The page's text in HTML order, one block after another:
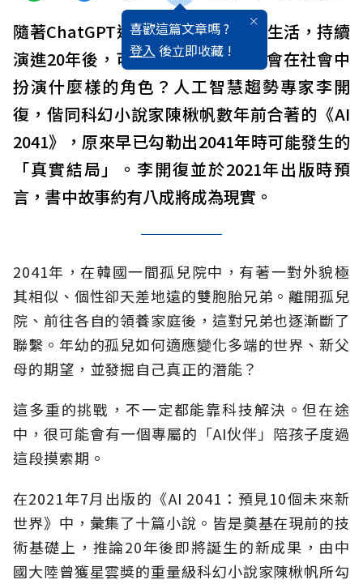
喜歡這篇文章嗎 ?
登入 後立即收藏 !
隨著ChatGPT逐漸融入億名使用者生活，持續
演進20年後，可對話的「AI伙伴」會在社會中
扮演什麼樣的角色？人工智慧趨勢專家李開
復，偕同科幻小說家陳楸帆數年前合著的《AI
2041》，原來早已勾勒出2041年時可能發生的
「真實結局」。李開復並於2021年出版時預
言，書中故事約有八成將成為現實。
2041年，在韓國一間孤兒院中，有著一對外貌極
其相似、個性卻天差地遠的雙胞胎兄弟。離開孤兒
院、前往各自的領養家庭後，這對兄弟也逐漸斷了
聯繫。年幼的孤兒如何適應變化多端的世界、新父
母的期望，並發掘自己真正的潛能？
這多重的挑戰，不一定都能靠科技解決。但在途
中，很可能會有一個專屬的「AI伙伴」陪孩子度過
這段摸索期。
在2021年7月出版的《AI 2041：預見10個未來新
世界》中，彙集了十篇小說。皆是奠基在現前的技
術基礎上，推論20年後即將誕生的新成果，由中
國大陸曾獲星雲獎的重量級科幻小說家陳楸帆所勾